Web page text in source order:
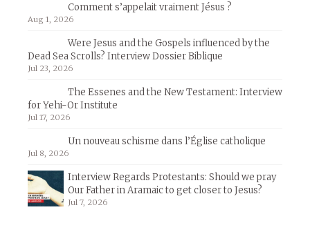
Comment s’appelait vraiment Jésus ?
Aug 1, 2026
Were Jesus and the Gospels influenced by the
Dead Sea Scrolls? Interview Dossier Biblique
Jul 23, 2026
The Essenes and the New Testament: Interview
for Yehi-Or Institute
Jul 17, 2026
Un nouveau schisme dans l’Église catholique
Jul 8, 2026
Interview Regards Protestants: Should we pray
Our Father in Aramaic to get closer to Jesus?
Jul 7, 2026